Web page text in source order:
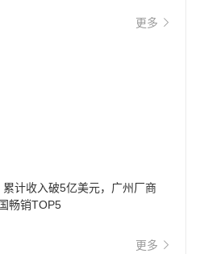
更多
累计收入破5亿美元，广州厂商
畅销TOP5
更多